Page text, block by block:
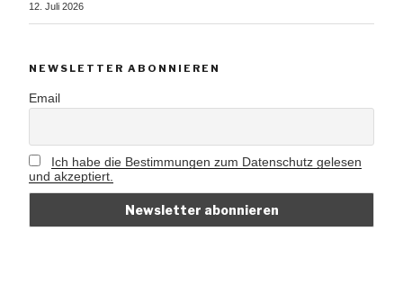
12. Juli 2026
NEWSLETTER ABONNIEREN
Email
Ich habe die Bestimmungen zum Datenschutz gelesen
und akzeptiert.